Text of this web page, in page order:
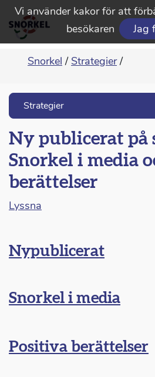
Vi använder kakor för att
besökaren
Jag
Snorkel / Strategier /
Strategier
Ny publicerat på
Snorkel i media
berättelser
Lyssna
Nypublicerat
Snorkel i media
Positiva berättelser